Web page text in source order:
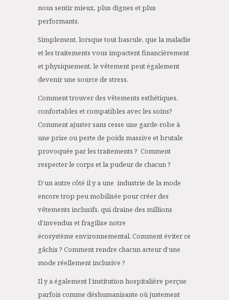
nous sentir mieux, plus dignes et plus
performants.
Simplement, lorsque tout bascule, que la maladie
et les traitements vous impactent financièrement
et physiquement, le vêtement peut également
devenir une source de stress.
Comment trouver des vêtements esthétiques,
confortables et compatibles avec les soins?
Comment ajuster sans cesse une garde-robe à
une prise ou perte de poids massive et brutale
provoquée par les traitements ? Comment
respecter le corps et la pudeur de chacun ?
D’un autre côté il y a une industrie de la mode
encore trop peu mobilisée pour créer des
vêtements inclusifs, qui draine des millions
d’invendus et fragilise notre
écosystème environnemental. Comment éviter ce
gâchis ? Comment rendre chacun acteur d’une
mode réellement inclusive ?
Il y a également l’institution hospitalière perçue
parfois comme déshumanisante où justement